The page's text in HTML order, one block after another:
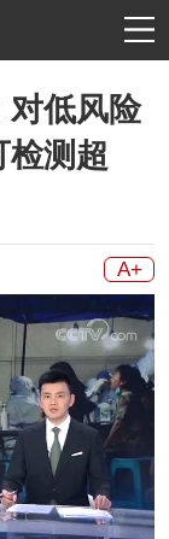
对低风险
检测超
A+